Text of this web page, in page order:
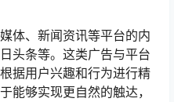
体、新闻资讯等平台的内
头条等。这类广告与平台
据用户兴趣和行为进行精
能够实现更自然的触达，